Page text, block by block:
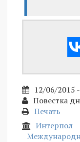
12/06/2015
Повестка
Печать
Интерпол